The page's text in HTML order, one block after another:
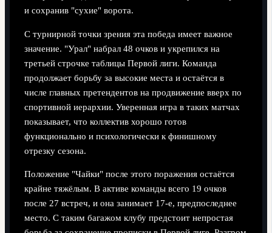
и сохранив "сухие" ворота.
С турнирной точки зрения эта победа имеет важное
значение. "Урал" набрал 48 очков и укрепился на
третьей строчке таблицы Первой лиги. Команда
продолжает борьбу за высокие места и остаётся в
числе главных претендентов на продвижение вверх по
спортивной иерархии. Уверенная игра в таких матчах
показывает, что коллектив хорошо готов
функционально и психологически к финишному
отрезку сезона.
Положение "Чайки" после этого поражения остаётся
крайне тяжёлым. В активе команды всего 19 очков
после 27 встреч, и она занимает 17-е, предпоследнее
место. С таким багажом клубу предстоит непростая